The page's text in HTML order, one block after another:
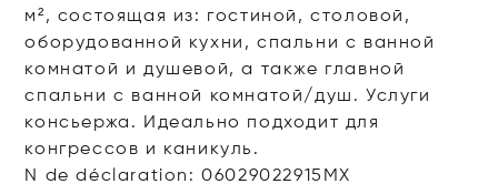
м², состоящая из: гостиной, столовой,
оборудованной кухни, спальни с ванной
комнатой и душевой, а также главной
спальни с ванной комнатой/душ. Услуги
консьержа. Идеально подходит для
конгрессов и каникуль.
N de déclaration: 06029022915MX